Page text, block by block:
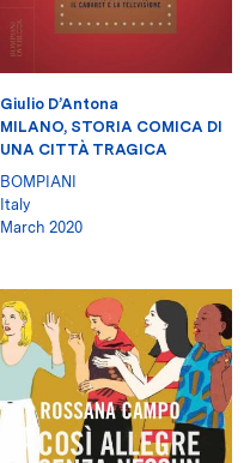
Giulio D’Antona
MILANO, STORIA COMICA DI
UNA CITTÀ TRAGICA
BOMPIANI
Italy
March 2020